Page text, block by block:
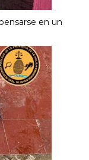
en un